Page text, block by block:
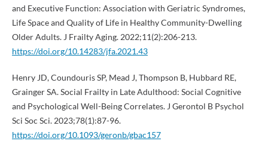
and Executive Function: Association with Geriatric Syndromes,
Life Space and Quality of Life in Healthy Community-Dwelling
Older Adults. J Frailty Aging. 2022;11(2):206-213.
https://doi.org/10.14283/jfa.2021.43
Henry JD, Coundouris SP, Mead J, Thompson B, Hubbard RE,
Grainger SA. Social Frailty in Late Adulthood: Social Cognitive
and Psychological Well-Being Correlates. J Gerontol B Psychol
Sci Soc Sci. 2023;78(1):87-96.
https://doi.org/10.1093/geronb/gbac157